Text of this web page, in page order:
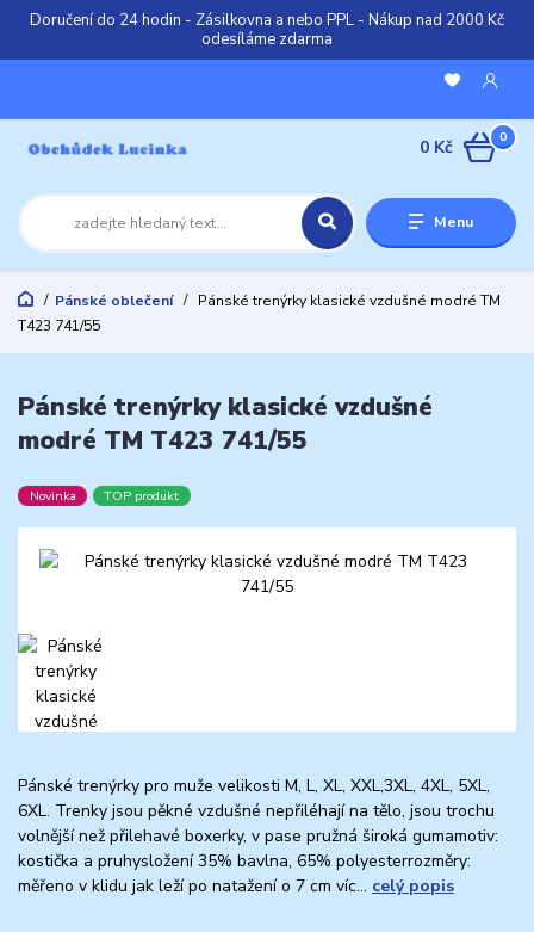
Doručení do 24 hodin - Zásilkovna a nebo PPL - Nákup nad 2000 Kč
odesíláme zdarma
Menu
0
0 Kč
Pánské oblečení
Pánské trenýrky klasické vzdušné modré TM
T423 741/55
Pánské trenýrky klasické vzdušné
modré TM T423 741/55
Novinka TOP produkt
Pánské trenýrky pro muže velikosti M, L, XL, XXL,3XL, 4XL, 5XL,
6XL. Trenky jsou pěkné vzdušné nepřiléhají na tělo, jsou trochu
volnější než přilehavé boxerky, v pase pružná široká gumamotiv:
kostička a pruhysložení 35% bavlna, 65% polyesterrozměry:
měřeno v klidu jak leží po natažení o 7 cm víc... celý popis